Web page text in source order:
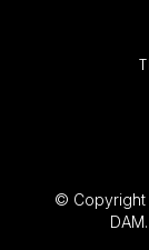
© Copyright